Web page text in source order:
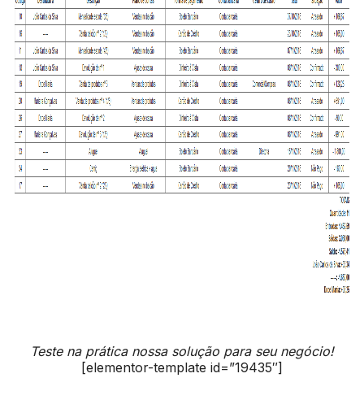
Teste na prática nossa solução para seu negócio!
[elementor-template id=”19435″]